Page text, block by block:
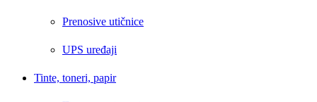
Prenosive utičnice
UPS uređaji
Tinte, toneri, papir